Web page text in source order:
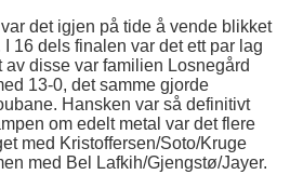
det igjen på tide å vende blikket
16 dels finalen var det ett par lag
av disse var familien Losnegård
13-0, det samme gjorde
Hansken var så definitivt
om edelt metal var det flere
med Kristoffersen/Soto/Kruge
med Bel Lafkih/Gjengstø/Jayer.